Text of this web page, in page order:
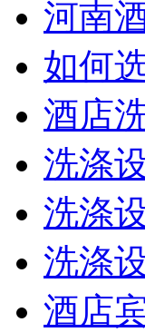
河南
如何
酒店
洗涤
洗涤
洗涤
酒店